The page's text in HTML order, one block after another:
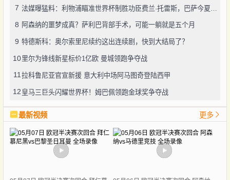
7
8 阿森纳的噩梦成真？萨利巴背部手术，可能一躺就是五个月
9 特德斯科：奥尔索里尼续约这出连续剧，快到大结局了？
10里尔为锋线新星标价1亿欧 曼城领跑争夺战
11拉科鲁尼亚官宣新援 意大利中场阿马图奇登陆西甲
12 皇马三巨头闪耀世界杯！姆巴佩领跑金球奖争夺战
最新视频 更多